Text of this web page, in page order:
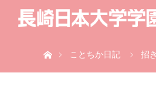
ことちか日記
招